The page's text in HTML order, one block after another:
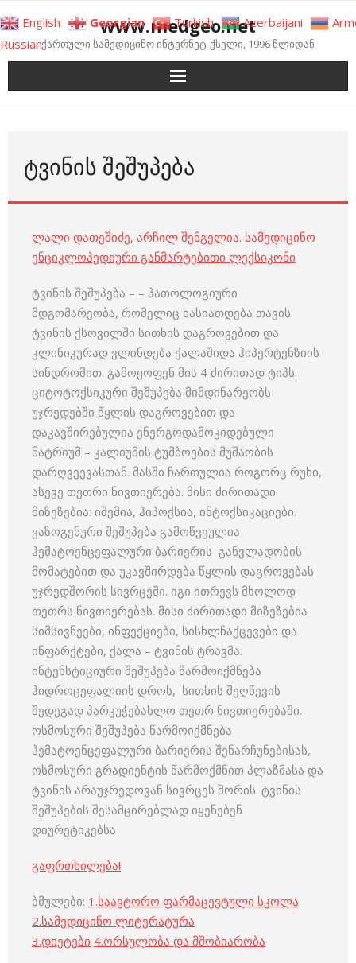
to
content
www.medgeo.net
ქართული სამედიცინო ინტერნეტ-ქსელი, 1996 წლიდან
ᲢᲕᲘᲜᲘᲡ ᲨᲔᲨᲣᲞᲔᲑᲐ
ლალი დათეშიძე, არჩილ შენგელია. სამედიცინო
ენციკლოპედიური განმარტებითი ლექსიკონი
ტვინის შეშუპება – – პათოლოგიური
მდგომარეობა, რომელიც ხასიათდება თავის
ტვინის ქსოვილში სითხის დაგროვებით და
კლინიკურად ვლინდება ქალაშიდა ჰიპერტენზიის
სინდრომით. გამოყოფენ მის 4 ძირითად ტიპს.
ციტოტოქსიკური შეშუპება მიმდინარეობს
უჯრედებში წყლის დაგროვებით და
დაკავშირებულია ენერგოდამოკიდებული
ნატრიუმ – კალიუმის ტუმბოების მუშაობის
დარღვეევასთან. მასში ჩართულია როგორც რუხი,
ასევე თეთრი ნივთიერება. მისი ძირითადი
მიზეზებია: იშემია, ჰიპოქსია, ინტოქსიკაციები.
ვაზოგენური შეშუპება გამოწვეულია
ჰემატოენცეფალური ბარიერის განვლადობის
მომატებით და უკავშირდება წყლის დაგროვებას
უჯრედშორის სივრცეში. იგი ითრევს მხოლოდ
თეთრს ნივთიერებას. მისი ძირითადი მიზეზებია
სიმსივნეები, ინფექციები, სისხლჩაქცევები და
ინფარქტები, ქალა – ტვინის ტრავმა.
ინტენსტიციური შეშუპება წარმოიქმნება
ჰიდროცეფალიის დროს, სითხის შეღწევის
შედეგად პარკუჭებახლო თეთრ ნივთიერებაში.
ოსმოსური შეშუპება წარმოიქმნება
ჰემატოენცეფალური ბარიერის შენარჩუნებისას,
ოსმოსური გრადიენტის წარმოქმნით პლაზმასა და
ტვინის არაუჯრედოვან სივრცეს შორის. ტვინის
შეშუპების შესამცირებლად იყენებენ
დიურეტიკებსა
გაფრთხილება!
ბმულები: 1.საავტორო ფარმაცევტული სკოლა
2.სამედიცინო ლიტერატურა
3.დიეტები 4.ორსულობა და მშობიარობა
English Georgian Turkish Azerbaijani
Russian